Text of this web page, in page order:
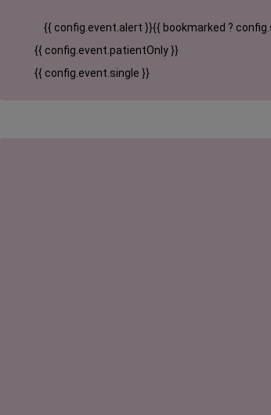
{{ config.event.alert }}{{ bookmarked ?
{{ config.event.patientOnly }}
{{ config.event.single }}